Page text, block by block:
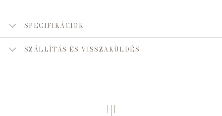
SPECIFIKÁCIÓK
SZÁLLÍTÁS ÉS VISSZAKÜLDÉS